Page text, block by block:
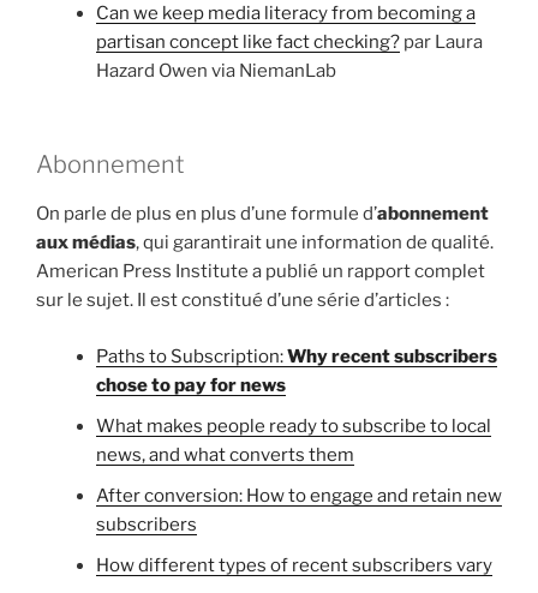
Can we keep media literacy from becoming a
partisan concept like fact checking? par Laura
Hazard Owen via NiemanLab
Abonnement
On parle de plus en plus d’une formule d’abonnement
aux médias, qui garantirait une information de qualité.
American Press Institute a publié un rapport complet
sur le sujet. Il est constitué d’une série d’articles :
Paths to Subscription:Why recent subscribers
chose to pay for news
What makes people ready to subscribe to local
news, and what converts them
After conversion: How to engage and retain new
subscribers
How different types of recent subscribers vary